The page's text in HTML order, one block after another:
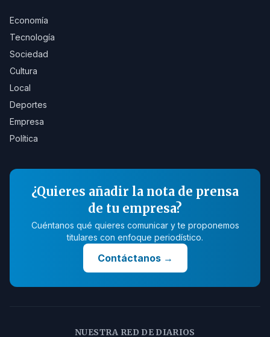
Economía
Tecnología
Sociedad
Cultura
Local
Deportes
Empresa
Política
¿Quieres añadir la nota de prensa
de tu empresa?
Cuéntanos qué quieres comunicar y te proponemos
titulares con enfoque periodístico.
Contáctanos→
NUESTRA RED DE DIARIOS